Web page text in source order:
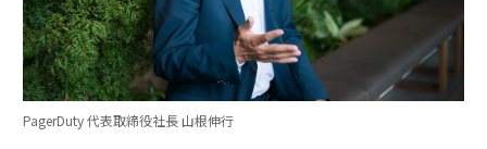
PagerDuty 代表取締役社長 山根伸行